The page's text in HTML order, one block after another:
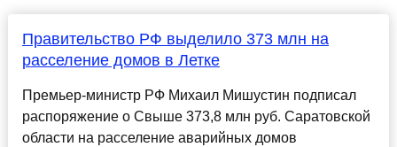
Правительство РФ выделило 373 млн на
расселение домов в Летке
Премьер-министр РФ Михаил Мишустин подписал
распоряжение о Свыше 373,8 млн руб. Саратовской
области на расселение аварийных домов